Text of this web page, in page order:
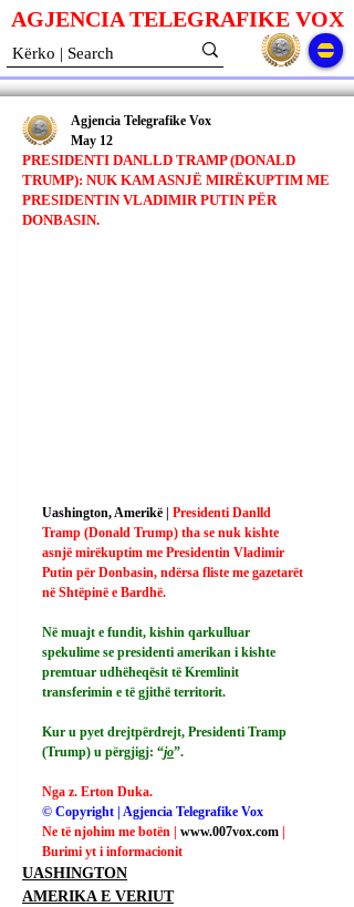
AGJENCIA TELEGRAFIKE VOX
PRESIDENTI DANLLD TRAMP (DONALD
TRUMP): NUK KAM ASNJË MIRËKUPTIM ME
PRESIDENTIN VLADIMIR PUTIN PËR
DONBASIN.
Agjencia Telegrafike Vox
May 12
Uashington, Amerikë | Presidenti Danlld
Tramp (Donald Trump) tha se nuk kishte
asnjë mirëkuptim me Presidentin Vladimir
Putin për Donbasin, ndërsa fliste me gazetarët
në Shtëpinë e Bardhë.
Në muajt e fundit, kishin qarkulluar
spekulime se presidenti amerikan i kishte
premtuar udhëheqësit të Kremlinit
transferimin e të gjithë territorit.
Kur u pyet drejtpërdrejt, Presidenti Tramp
(Trump) u përgjigj: “jo”.
Nga z. Erton Duka.
© Copyright | Agjencia Telegrafike Vox
Ne të njohim me botën | www.007vox.com
Burimi yt i informacionit
UASHINGTON
AMERIKA E VERIUT